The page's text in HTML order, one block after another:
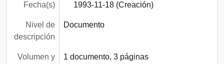
Fecha(s) 1993-11-18 (Creación)
Nivel de
descripción
Documento
Volumen y
1 documento, 3 páginas